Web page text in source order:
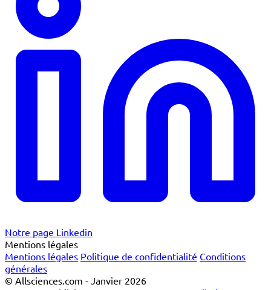
Notre page Linkedin
Mentions légales
Mentions légales Politique de confidentialité Conditions
générales
© Allsciences.com - Janvier 2026